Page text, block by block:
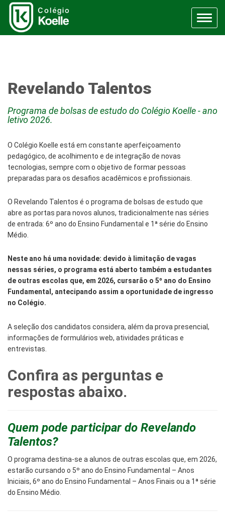
Menu
Revelando Talentos
Programa de bolsas de estudo do Colégio Koelle - ano
letivo 2026.
O Colégio Koelle está em constante aperfeiçoamento
pedagógico, de acolhimento e de integração de novas
tecnologias, sempre com o objetivo de formar pessoas
preparadas para os desafios acadêmicos e profissionais.
O Revelando Talentos é o programa de bolsas de estudo que
abre as portas para novos alunos, tradicionalmente nas séries
de entrada: 6º ano do Ensino Fundamental e 1ª série do Ensino
Médio.
Neste ano há uma novidade: devido à limitação de vagas
nessas séries, o programa está aberto também a estudantes
de outras escolas que, em 2026, cursarão o 5º ano do Ensino
Fundamental, antecipando assim a oportunidade de ingresso
no Colégio.
A seleção dos candidatos considera, além da prova presencial,
informações de formulários web, atividades práticas e
entrevistas.
Confira as perguntas e
respostas abaixo.
Quem pode participar do Revelando
Talentos?
O programa destina-se a alunos de outras escolas que, em 2026,
estarão cursando o 5º ano do Ensino Fundamental – Anos
Iniciais, 6º ano do Ensino Fundamental – Anos Finais ou a 1ª série
do Ensino Médio.